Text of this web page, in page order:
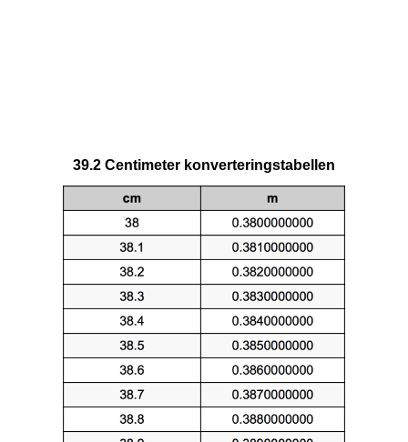
39.2 Centimeter konverteringstabellen